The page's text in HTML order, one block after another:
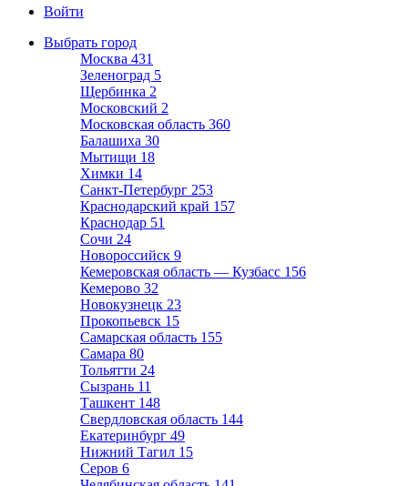
Войти
Выбрать город
Москва 431
Зеленоград 5
Щербинка 2
Московский 2
Московская область 360
Балашиха 30
Мытищи 18
Химки 14
Санкт-Петербург 253
Краснодарский край 157
Краснодар 51
Сочи 24
Новороссийск 9
Кемеровская область — Кузбасс 156
Кемерово 32
Новокузнецк 23
Прокопьевск 15
Самарская область 155
Самара 80
Тольятти 24
Сызрань 11
Ташкент 148
Свердловская область 144
Екатеринбург 49
Нижний Тагил 15
Серов 6